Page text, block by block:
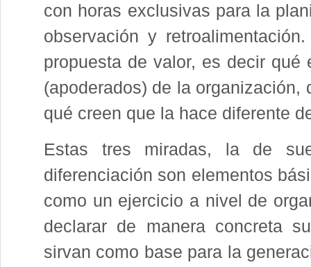
con horas exclusivas para la
observación y
propuesta de valor, es decir
(apoderados) de la
qué creen que la hace diferente
Estas tres miradas, la de
diferenciación son elementos
como un ejercicio a nivel de
declarar de manera concreta
sirvan como base para la